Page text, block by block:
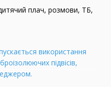
плач, розмови, ТБ,
використання
підвісів,